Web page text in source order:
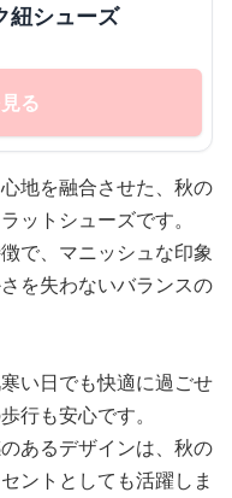
紐シューズ
る
地を融合させた、秋の
ットシューズです。
で、マニッシュな印象
を失わないバランスの
い日でも快適に過ごせ
行も安心です。
あるデザインは、秋の
ントとしても活躍しま